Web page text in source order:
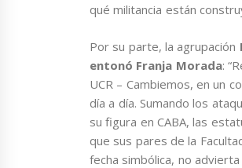
qué militancia están
Por su parte, la agrupación
entonó Franja Morada:
UCR – Cambiemos, en un
día a día. Sumando los
su figura en CABA, las
que sus pares de la
fecha simbólica, no